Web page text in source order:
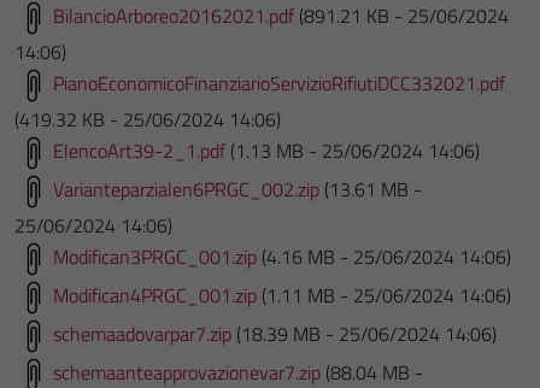
BilancioArboreo20162021.pdf (891.21 KB - 25/06/2024
14:06)
PianoEconomicoFinanziarioServizioRifiutiDCC332021.pdf
(419.32 KB - 25/06/2024 14:06)
ElencoArt39-2_1.pdf (1.13 MB - 25/06/2024 14:06)
Varianteparzialen6PRGC_002.zip (13.61 MB -
25/06/2024 14:06)
Modifican3PRGC_001.zip (4.16 MB - 25/06/2024 14:06)
Modifican4PRGC_001.zip (1.11 MB - 25/06/2024 14:06)
schemaadovarpar7.zip (18.39 MB - 25/06/2024 14:06)
schemaanteapprovazionevar7.zip (88.04 MB -